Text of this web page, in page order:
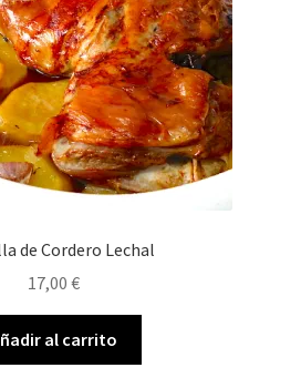
de Cordero Lechal
17,00 €
al carrito